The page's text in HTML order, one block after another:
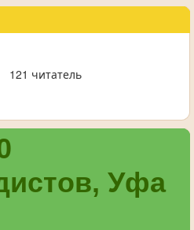
121 читатель
Уфа